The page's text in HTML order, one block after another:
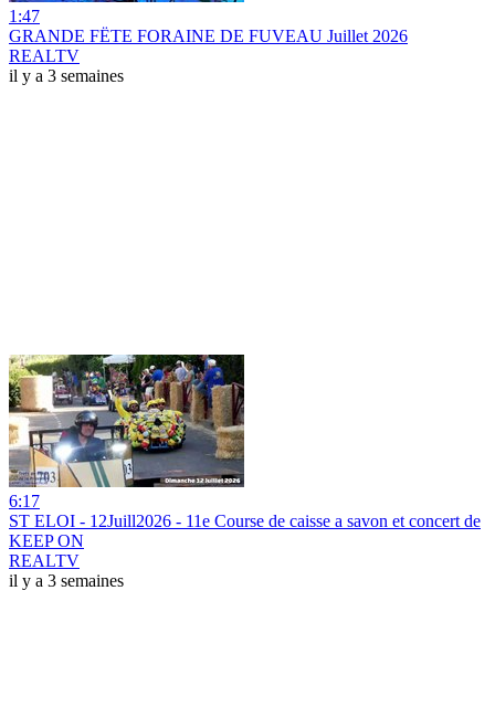
1:47
GRANDE FËTE FORAINE DE FUVEAU Juillet 2026
REALTV
il y a 3 semaines
6:17
ST ELOI - 12Juill2026 - 11e Course de caisse a savon et concert de
KEEP ON
REALTV
il y a 3 semaines